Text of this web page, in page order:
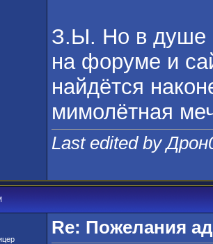
З.Ы. Но в душе
на форуме и
найдётся
мимолётная
Last edited by
Re: Пожелания